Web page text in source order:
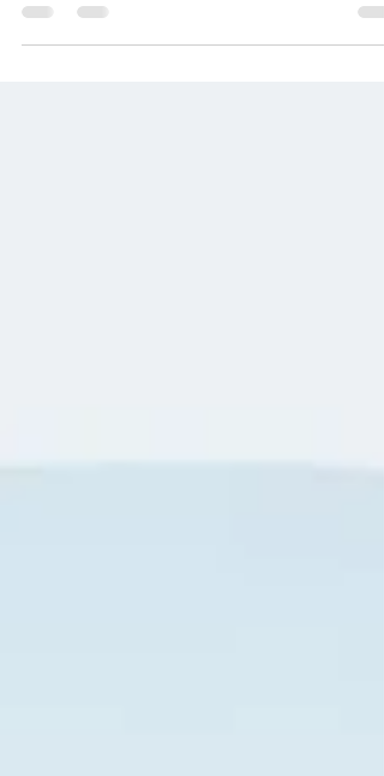
conforto e documentação do veículo.